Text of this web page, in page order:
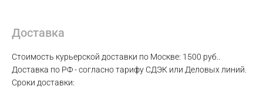
Доставка
Стоимость курьерской доставки по Москве: 1500 руб..
Доставка по РФ - согласно тарифу СДЭК или Деловых линий.
Сроки доставки:
WhatsApp